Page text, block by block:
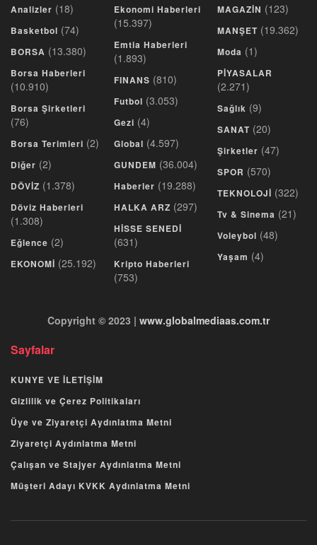
Analizler (18)
Basketbol (74)
BORSA (13.380)
Borsa Haberleri
(10.910)
Borsa Şirketleri
(76)
Borsa Terimleri (2)
Diğer (2)
DÖVİZ (1.378)
Döviz Haberleri
(1.308)
Eğlence (2)
EKONOMİ (25.192)
Ekonomi Haberleri
(15.397)
Emtia Haberleri
(1.893)
FINANS (810)
Futbol (3.053)
Gezi (4)
Global (4.597)
GUNDEM (36.004)
Haberler (19.288)
HALKA ARZ (297)
HİSSE SENEDİ
(631)
Kripto Haberleri
(753)
MAGAZİN (123)
MANŞET (19.362)
Moda (1)
PİYASALAR
(2.271)
Sağlık (9)
SANAT (20)
Şirketler (47)
SPOR (570)
TEKNOLOJİ (322)
Tv & Sinema (21)
Voleybol (48)
Yaşam (4)
Copyright © 2023 | www.globalmediaas.com.tr
Sayfalar
KUNYE VE İLETİŞİM
Gizlilik ve Çerez Politikaları
Üye ve Ziyaretçi Aydınlatma Metni
Ziyaretçi Aydınlatma Metni
Çalışan ve Stajyer Aydınlatma Metni
Müşteri Adayı KVKK Aydınlatma Metni